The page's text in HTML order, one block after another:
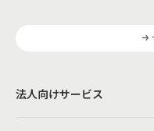
法人向けサービス